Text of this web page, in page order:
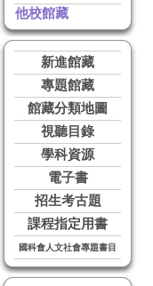
他校館藏
新進館藏
專題館藏
館藏分類地圖
視聽目錄
學科資源
電子書
招生考古題
課程指定用書
國科會人文社會專題書目